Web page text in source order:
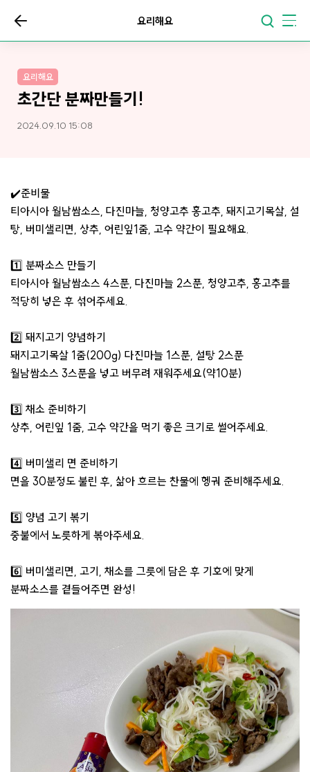
요리해요
요리해요
초간단 분짜만들기!
2024.09.10 15:08
✔️준비물
티아시아 월남쌈소스, 다진마늘, 청양고추 홍고추, 돼지고기목살, 설
탕, 버미샐리면, 상추, 어린잎1줌, 고수 약간이 필요해요.
1️⃣ 분짜소스 만들기
티아시아 월남쌈소스 4스푼, 다진마늘 2스푼, 청양고추, 홍고추를
적당히 넣은 후 섞어주세요.
2️⃣ 돼지고기 양념하기
돼지고기목살 1줌(200g) 다진마늘 1스푼, 설탕 2스푼
월남쌈소스 3스푼을 넣고 버무려 재워주세요(약10분)
3️⃣ 채소 준비하기
상추, 어린잎 1줌, 고수 약간을 먹기 좋은 크기로 썰어주세요.
4️⃣ 버미샐리 면 준비하기
면을 30분정도 불린 후, 삶아 흐르는 찬물에 헹궈 준비해주세요.
5️⃣ 양념 고기 볶기
중불에서 노릇하게 볶아주세요.
6️⃣ 버미샐리면, 고기, 채소를 그릇에 담은 후 기호에 맞게
분짜소스를 곁들어주면 완성!